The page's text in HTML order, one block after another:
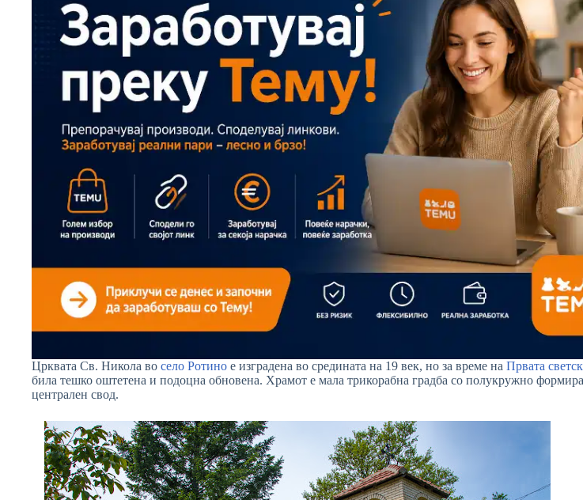
Црквата Св. Никола во село Ротино е изградена во средината на 19 век, но за време на Првата
била тешко оштетена и подоцна обновена. Храмот е мала трикорабна градба со полукружно
централен свод.